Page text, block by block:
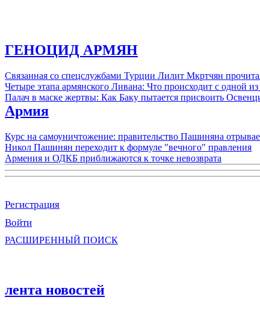
ГЕНОЦИД АРМЯН
Связанная со спецслужбами Турции Лилит Мкртчян
Четыре этапа армянского Ливана: Что происходит с одной
Палач в маске жертвы: Как Баку пытается присвоить
Армия
Курс на самоуничтожение: правительство Пашиняна
Никол Пашинян переходит к формуле "вечного" правления
Армения и ОДКБ приближаются к точке невозврата
Регистрация
Войти
РАСШИРЕННЫЙ ПОИСК
лента новостей